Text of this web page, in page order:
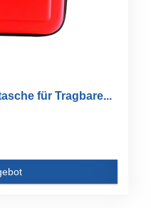
für Tragbare...